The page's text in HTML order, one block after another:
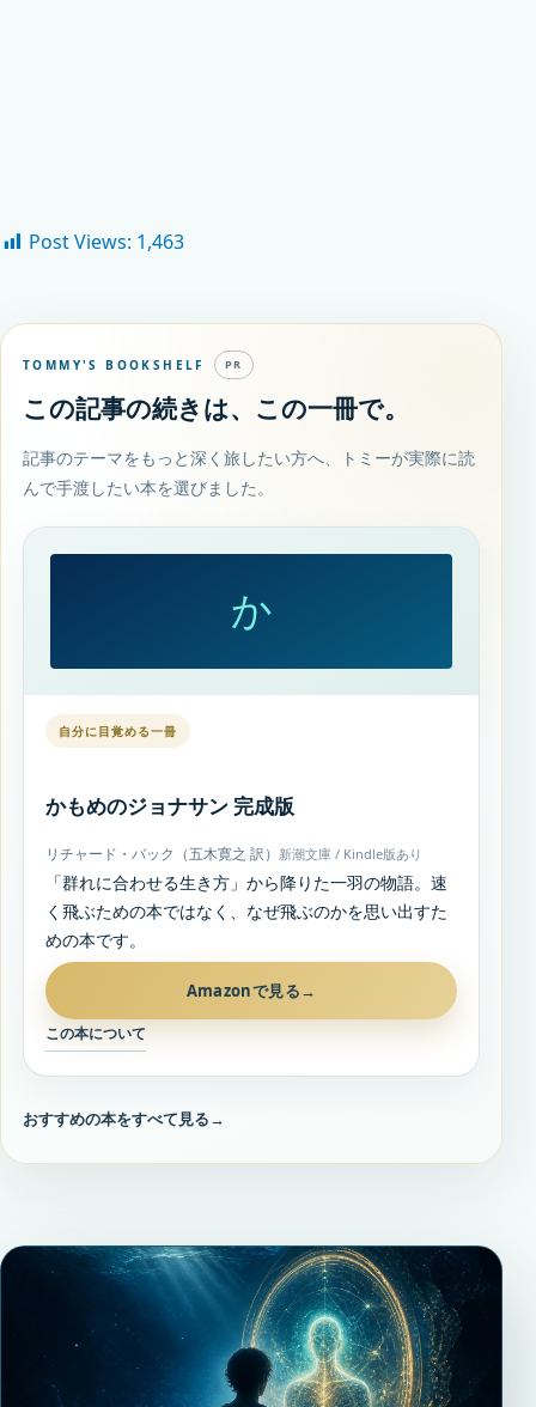
Post Views: 1,463
TOMMY'S BOOKSHELF PR
この記事の続きは、この一冊で。
記事のテーマをもっと深く旅したい方へ、トミーが実際に読
んで手渡したい本を選びました。
か
自分に目覚める一冊
かもめのジョナサン 完成版
リチャード・バック（五木寛之 訳） 新潮文庫 / Kindle版あり
「群れに合わせる生き方」から降りた一羽の物語。速
く飛ぶための本ではなく、なぜ飛ぶのかを思い出すた
めの本です。
Amazonで見る→
この本について
おすすめの本をすべて見る→